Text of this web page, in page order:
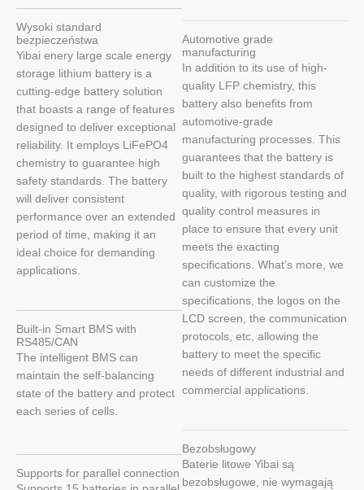
Wysoki standard
bezpieczeństwa
Yibai enery large scale energy
storage lithium battery is a
cutting-edge battery solution
that boasts a range of features
designed to deliver exceptional
reliability. It employs LiFePO4
chemistry to guarantee high
safety standards. The battery
will deliver consistent
performance over an extended
period of time, making it an
ideal choice for demanding
applications.
Built-in Smart BMS with
RS485/CAN
The intelligent BMS can
maintain the self-balancing
state of the battery and protect
each series of cells.
Supports for parallel connection
Automotive grade
manufacturing
In addition to its use of high-
quality LFP chemistry, this
battery also benefits from
automotive-grade
manufacturing processes. This
guarantees that the battery is
built to the highest standards of
quality, with rigorous testing and
quality control measures in
place to ensure that every unit
meets the exacting
specifications. What’s more, we
can customize the
specifications, the logos on the
LCD screen, the communication
protocols, etc, allowing the
battery to meet the specific
needs of different industrial and
commercial applications.
Bezobsługowy
Baterie litowe Yibai są
bezobsługowe, nie wymagają